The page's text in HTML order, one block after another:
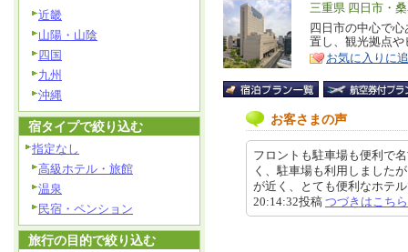
エ
リ
ア
三重県 四日市・
特
徴
四日市の中心で
置し、観光拠点
お気に入りに
お客さまの声
フロントも駐車場も便利で
く、駐車場も利用しました
が近く、とても便利なホテ
20:14:32投稿 つづきはこちら
近畿
山陽・山陰
四国
九州
沖縄
宿タイプで絞り込む
指定なし
高級ホテル・旅館
温泉
民宿・ペンション
旅行の目的で絞り込む